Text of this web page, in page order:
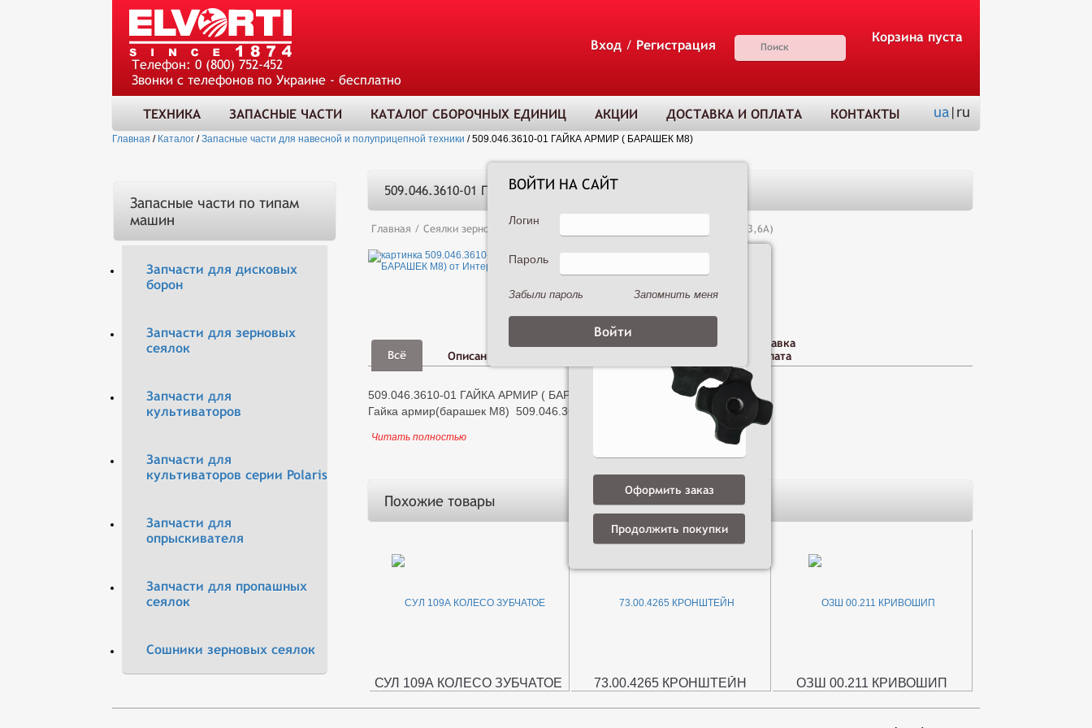
Телефон: 0 (800) 752-452
Звонки с телефонов по Украине - бесплатно
Вход / Регистрация
Корзина пуста
ТЕХНИКА ЗАПАСНЫЕ ЧАСТИ КАТАЛОГ СБОРОЧНЫХ ЕДИНИЦ АКЦИИ ДОСТАВКА И ОПЛАТА КОНТАКТЫ ua|ru
Главная / Каталог /Запасные части для навесной и полуприцепной техники /509.046.3610-01 ГАЙКА АРМИР ( БАРАШЕК М8)
Запасные части по типам
машин
Запчасти для дисковых
борон
Запчасти для зерновых
сеялок
Запчасти для
культиваторов
Запчасти для
культиваторов серии Polaris
Запчасти для
опрыскивателя
Запчасти для пропашных
сеялок
Сошники зерновых сеялок
509.046.3610-01 ГАЙКА АРМИР ( БАРАШЕК М8)
Главная / Сеялки зерновые Сеялка зернотуковая рядовая Астра 3,6А (С3-3,6А)
Всё Описание
Доставка
и оплата
509.046.3610-01 ГАЙКА АРМИР ( БАРАШЕК М8)
Гайка армир(барашек М8) 509.046.3610-01
Читать полностью
Похожие товары
СУЛ 109А КОЛЕСО ЗУБЧАТОЕ 73.00.4265 КРОНШТЕЙН ОЗШ 00.211 КРИВОШИП
Оформить заказ
Продолжить покупки
ВОЙТИ НА САЙТ
Логин
Пароль
Забыли пароль Запомнить меня